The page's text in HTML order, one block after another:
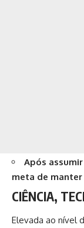
Após
meta de manter
CIÊNCIA,
Elevada ao nível